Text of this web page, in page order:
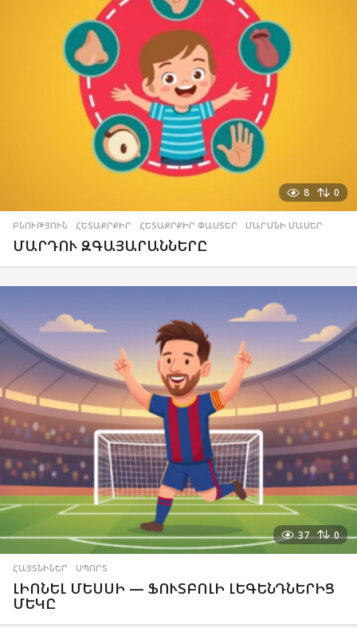
8 0
ԲՆՈՒԹՅՈՒՆ ,ՀԵՏԱՔՐՔԻՐ ,ՀԵՏԱՔՐՔԻՐ ՓԱՍՏԵՐ ,ՄԱՐՄՆԻ ՄԱՍԵՐ
ՄԱՐԴՈՒ ԶԳԱՅԱՐԱՆՆԵՐԸ
37 0
ՀԱՅՏՆԻՆԵՐ ,ՍՊՈՐՏ
ԼԻՈՆԵԼ ՄԵՍՍԻ — ՖՈՒՏԲՈԼԻ ԼԵԳԵՆԴՆԵՐԻՑ
ՄԵԿԸ